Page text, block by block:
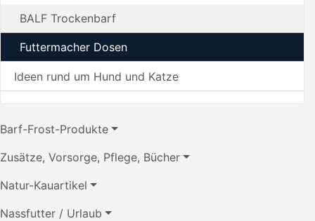
BALF Trockenbarf
Futtermacher Dosen
Ideen rund um Hund und Katze
Barf-Frost-Produkte
Zusätze, Vorsorge, Pflege, Bücher
Natur-Kauartikel
Nassfutter / Urlaub